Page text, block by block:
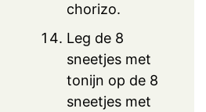
chorizo.
Leg de 8
sneetjes met
tonijn op de 8
sneetjes met